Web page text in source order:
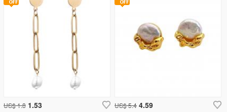
US$ 1.8 1.53
US$ 5.4 4.59